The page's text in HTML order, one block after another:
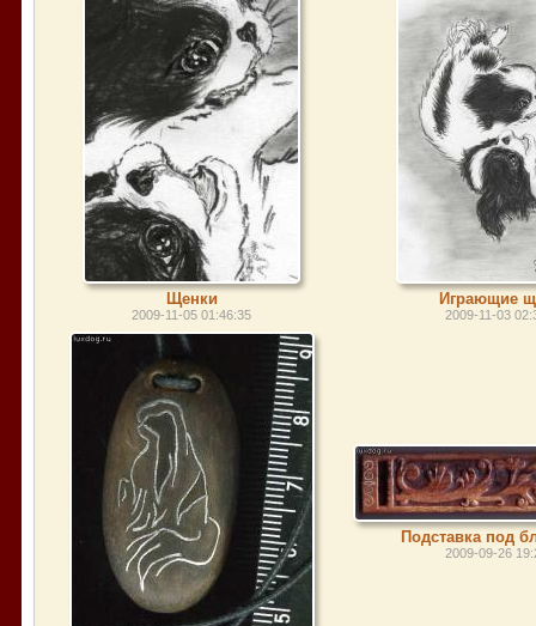
Щенки
2009-11-05 01:46:35
Играющие
2009-11-03
Подставка под
2009-09-26